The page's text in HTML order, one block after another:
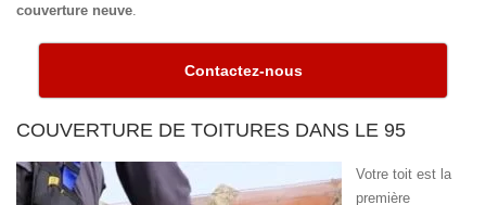
couverture neuve
Contactez-nous
COUVERTURE DE TOITURES DANS LE 95
Votre toit est la
première